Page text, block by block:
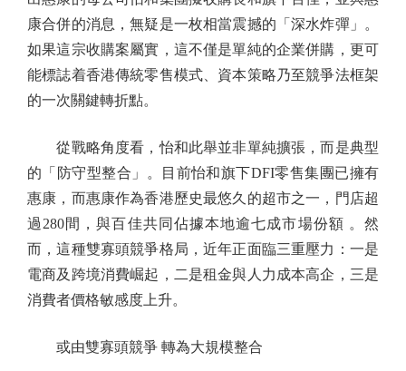
康合併的消息，無疑是一枚相當震撼的「深水炸彈」。
如果這宗收購案屬實，這不僅是單純的企業併購，更可
能標誌着香港傳統零售模式、資本策略乃至競爭法框架
的一次關鍵轉折點。
從戰略角度看，怡和此舉並非單純擴張，而是典型
的「防守型整合」。目前怡和旗下DFI零售集團已擁有
惠康，而惠康作為香港歷史最悠久的超市之一，門店超
過280間，與百佳共同佔據本地逾七成市場份額 。然
而，這種雙寡頭競爭格局，近年正面臨三重壓力：一是
電商及跨境消費崛起，二是租金與人力成本高企，三是
消費者價格敏感度上升。
或由雙寡頭競爭 轉為大規模整合